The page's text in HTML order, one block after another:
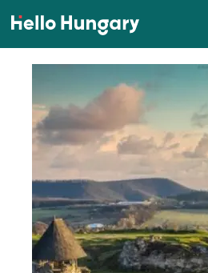
Ugrás a tartalomhoz